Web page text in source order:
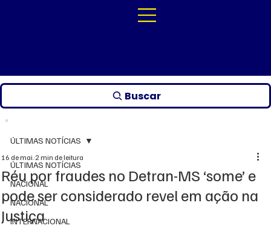
Buscar
ÚLTIMAS NOTÍCIAS
NACIONAL
NACIONAL
INTERNACIONAL
ÚLTIMAS NOTÍCIAS
Réu por fraudes no Detran-MS ‘some’ e
pode ser considerado revel em ação na
Justiça
16 de mai.2 min de leitura